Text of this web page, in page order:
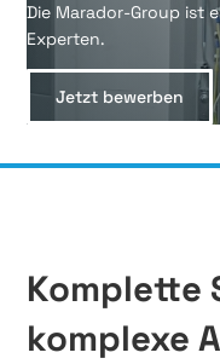
Die Marador-Group ist
Experten.
Jetzt bewerben
Komplette
komplexe